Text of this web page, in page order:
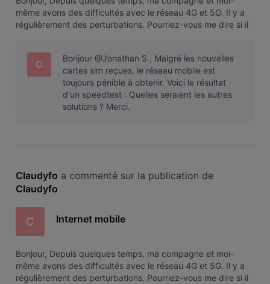
même avons des difficultés avec le réseau 4G et 5G. Il y a
régulièrement des perturbations. Pourriez-vous me dire si il
C
Bonjour @Jonathan S , Malgré les nouvelles
cartes sim reçues, le réseau mobile est
toujours pénible à obtenir. Voici le résultat
d'un speedtest : Quelles seraient les autres
solutions ? Merci.
Claudyfo a commenté sur la publication de
Claudyfo
C Internet mobile
Bonjour, Depuis quelques temps, ma compagne et moi-
même avons des difficultés avec le réseau 4G et 5G. Il y a
régulièrement des perturbations. Pourriez-vous me dire si il